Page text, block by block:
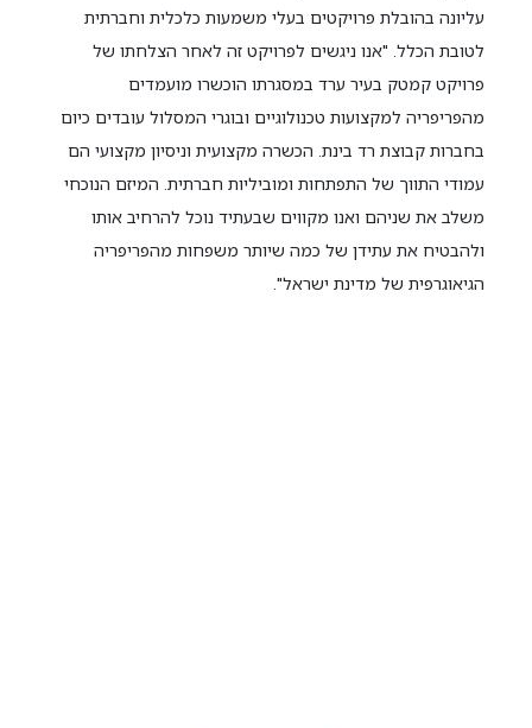
עליונה בהובלת פרויקטים בעלי משמעות כלכלית וחברתית
לטובת הכלל. "אנו ניגשים לפרויקט זה לאחר הצלחתו של
פרויקט קמטק בעיר ערד במסגרתו הוכשרו מועמדים
מהפריפריה למקצועות טכנולוגיים ובוגרי המסלול עובדים כיום
בחברות קבוצת רד בינת. הכשרה מקצועית וניסיון מקצועי הם
עמודי התווך של התפתחות ומוביליות חברתית. המיזם הנוכחי
משלב את שניהם ואנו מקווים שבעתיד נוכל להרחיב אותו
ולהבטיח את עתידן של כמה שיותר משפחות מהפריפריה
הגיאוגרפית של מדינת ישראל".